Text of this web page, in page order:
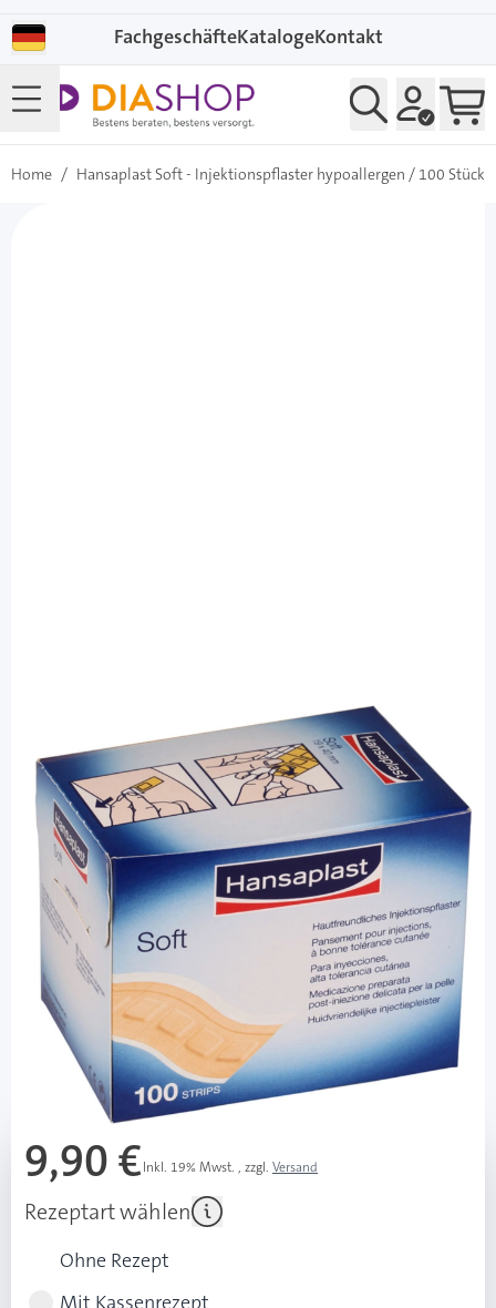
FachgeschäfteKatalogeKontakt
Home / Hansaplast Soft - Injektionspflaster hypoallergen / 100 Stück
Hansaplast Soft - Injektionspflaster
hypoallergen / 100 Stück
PZN: 00757967 / Diashop.de Kat.-Nr.
sofort verfügbar
Lieferzeit 1-3 Werktage
Besonderheiten
anschmiegsames, besonders hautfreundliches
Material
bei Silberallergie und Argyrie
Mehr über das Produkt
9,90 €Inkl. 19% Mwst. , zzgl. Versand
Rezeptart wählen
Ohne Rezept
Mit Kassenrezept